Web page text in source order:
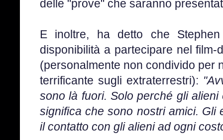
delle "prove" che saranno
E inoltre, ha detto che
disponibilità a partecipare nel
(personalmente non condivido per
terrificante sugli extraterrestri):
sono là fuori. Solo perché gli
significa che sono nostri amici. Gli
il contatto con gli alieni ad ogni